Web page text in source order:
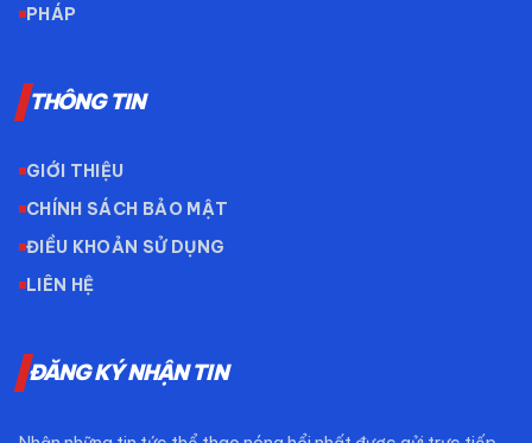
PHÁP
THÔNG TIN
GIỚI THIỆU
CHÍNH SÁCH BẢO MẬT
ĐIỀU KHOẢN SỬ DỤNG
LIÊN HỆ
ĐĂNG KÝ NHẬN TIN